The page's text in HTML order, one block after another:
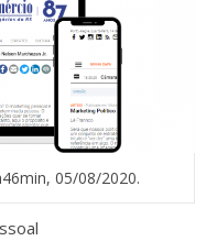
05/08/2020.